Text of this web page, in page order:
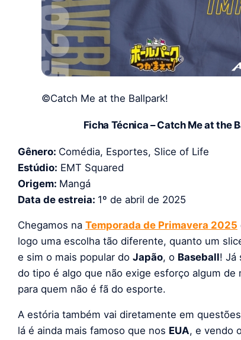
©Catch Me at the Ballpark!
Ficha Técnica – Catch Me at the
Gênero: Comédia, Esportes, Slice of Life
Estúdio: EMT Squared
Origem: Mangá
Data de estreia: 1º de abril de 2025
Chegamos na Temporada de Primavera 2025
logo uma escolha tão diferente, quanto um
e sim o mais popular do Japão, o Baseball! Já
do tipo é algo que não exige esforço algum
para quem não é fã do esporte.
A estória também vai diretamente em
lá é ainda mais famoso que nos EUA, e vendo